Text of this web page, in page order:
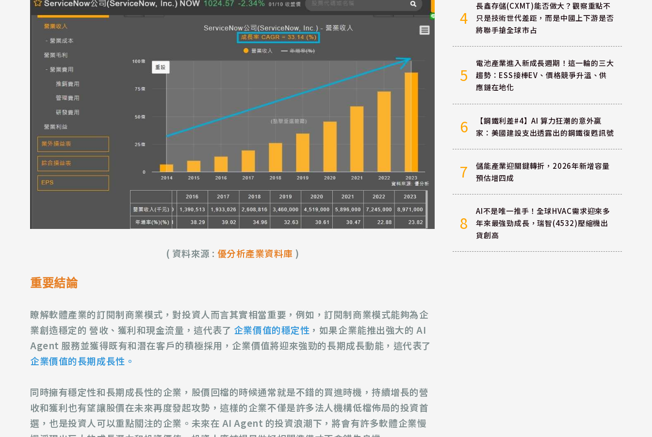
( 資料來源 : 優分析產業資料庫 )
重要結論
瞭解軟體產業的訂閱制商業模式，對投資人而言其實相當重要，例如，訂閱制商業模式能夠為企
業創造穩定的 營收、獲利和現金流量，這代表了 企業價值的穩定性 ，如果企業能推出強大的 AI
Agent 服務並獲得既有和潛在客戶的積極採用，企業價值將迎來強勁的長期成長動能，這代表了
企業價值的長期成長性。
同時擁有穩定性和長期成長性的企業，股價回檔的時候通常就是不錯的買進時機，持續增長的營
收和獲利也有望讓股價在未來再度發起攻勢，這樣的企業不僅是許多法人機構低檔佈局的投資首
選，也是投資人可以重點關注的企業。未來在 AI Agent 的投資浪潮下，將會有許多軟體企業慢
4
長鑫存儲(CXMT)能否做大？觀察重點不
只是技術世代差距，而是中國上下游是否
將聯手搶全球市占
5
電池產業進入新成長週期！這一輪的三大
趨勢：ESS接棒EV、價格競爭升溫、供
應鏈在地化
6
【鋼鐵利差#4】AI 算力狂潮的意外贏
家：美國建設支出透露出的鋼鐵復甦訊號
7
儲能產業迎關鍵轉折，2026年新增容量
預估增四成
8
AI不是唯一推手！全球HVAC需求迎來多
年來最強勁成長，瑞智(4532)壓縮機出
貨創高